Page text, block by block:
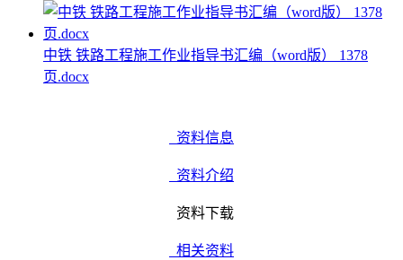
中铁 铁路工程施工作业指导书汇编（word版） 1378
页.docx
资料信息
资料介绍
资料下载
相关资料